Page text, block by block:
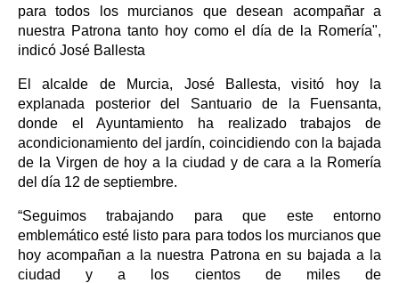
para todos los murcianos que desean acompañar a
nuestra Patrona tanto hoy como el día de la Romería",
indicó José Ballesta
El alcalde de Murcia, José Ballesta, visitó hoy la
explanada posterior del Santuario de la Fuensanta,
donde el Ayuntamiento ha realizado trabajos de
acondicionamiento del jardín, coincidiendo con la bajada
de la Virgen de hoy a la ciudad y de cara a la Romería
del día 12 de septiembre.
“Seguimos trabajando para que este entorno
emblemático esté listo para para todos los murcianos que
hoy acompañan a la nuestra Patrona en su bajada a la
ciudad y a los cientos de miles de